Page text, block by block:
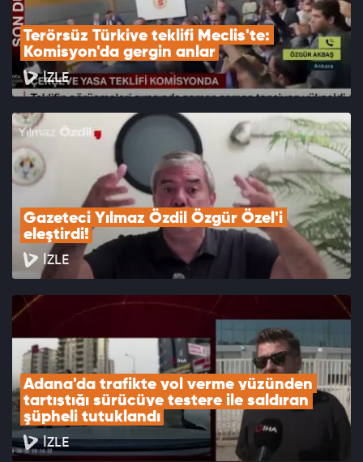
Terörsüz Türkiye teklifi Meclis'te:
Komisyon'da gergin anlar
İZLE
Gazeteci Yılmaz Özdil Özgür Özel'i
eleştirdi!
İZLE
Adana'da trafikte yol verme yüzünden
tartıştığı sürücüye testere ile saldıran
şüpheli tutuklandı
İZLE